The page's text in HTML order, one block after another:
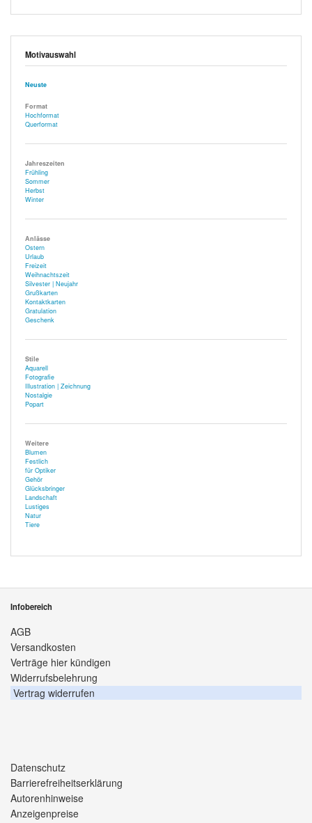
Motivauswahl
Neuste
Format
Hochformat
Querformat
Jahreszeiten
Frühling
Sommer
Herbst
Winter
Anlässe
Ostern
Urlaub
Freizeit
Weihnachtszeit
Silvester | Neujahr
Grußkarten
Kontaktkarten
Gratulation
Geschenk
Stile
Aquarell
Fotografie
Illustration | Zeichnung
Nostalgie
Popart
Weitere
Blumen
Festlich
für Optiker
Gehör
Glücksbringer
Landschaft
Lustiges
Natur
Tiere
Infobereich
AGB
Versandkosten
Verträge hier kündigen
Widerrufsbelehrung
Vertrag widerrufen
Datenschutz
Barrierefreiheitserklärung
Autorenhinweise
Anzeigenpreise